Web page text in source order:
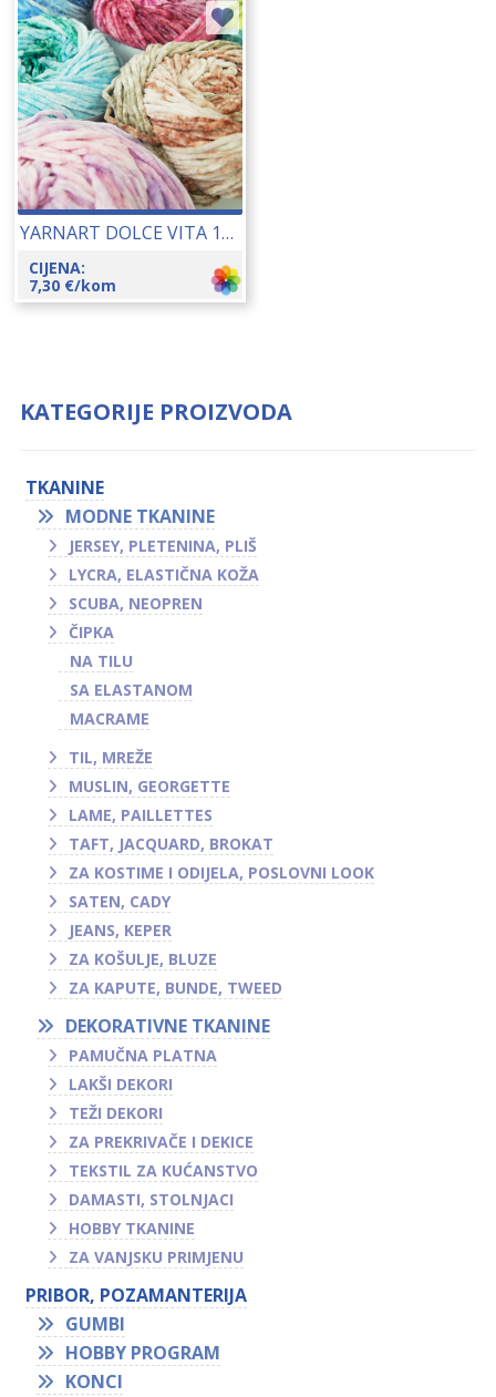
YARNART DOLCE VITA 150 GR 25114
CIJENA:
7,30 €/kom
KATEGORIJE PROIZVODA
TKANINE
MODNE TKANINE
JERSEY, PLETENINA, PLIŠ
LYCRA, ELASTIČNA KOŽA
SCUBA, NEOPREN
ČIPKA
NA TILU
SA ELASTANOM
MACRAME
TIL, MREŽE
MUSLIN, GEORGETTE
LAME, PAILLETTES
TAFT, JACQUARD, BROKAT
ZA KOSTIME I ODIJELA, POSLOVNI LOOK
SATEN, CADY
JEANS, KEPER
ZA KOŠULJE, BLUZE
ZA KAPUTE, BUNDE, TWEED
DEKORATIVNE TKANINE
PAMUČNA PLATNA
LAKŠI DEKORI
TEŽI DEKORI
ZA PREKRIVAČE I DEKICE
TEKSTIL ZA KUĆANSTVO
DAMASTI, STOLNJACI
HOBBY TKANINE
ZA VANJSKU PRIMJENU
PRIBOR, POZAMANTERIJA
GUMBI
HOBBY PROGRAM
KONCI